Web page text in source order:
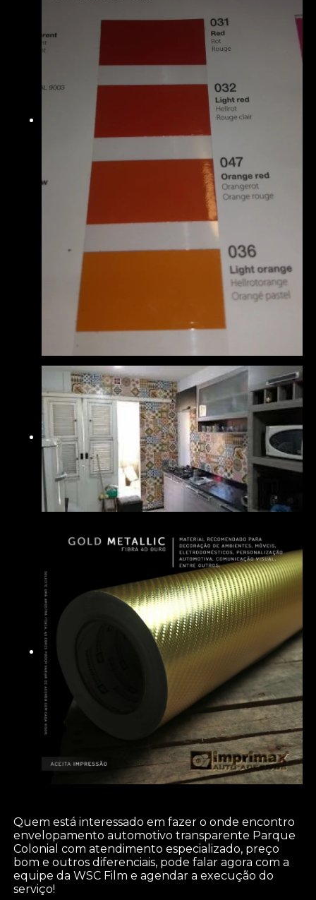
Quem está interessado em fazer o onde encontro
envelopamento automotivo transparente Parque
Colonial com atendimento especializado, preço
bom e outros diferenciais, pode falar agora com a
equipe da WSC Film e agendar a execução do
serviço!